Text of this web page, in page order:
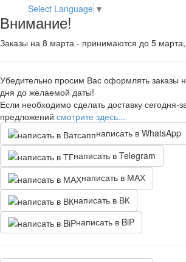
Select Language ▼
Внимание!
Заказы на 8 марта - принимаются до 5
Убедительно просим Вас оформлять заказы
дня до желаемой даты!
Если необходимо сделать доставку сегодня-
предложений смотрите здесь...
написать в WhatsApp
написать в Telegram
написать в МАХ
написать в ВК
написать в BiP